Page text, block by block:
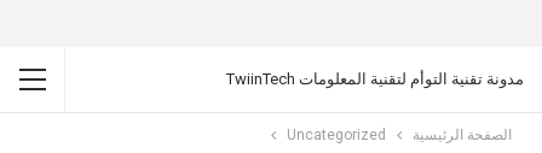
مدونة تقنية التوأم لتقنية المعلومات TwiinTech
الصفحة الرئيسية Uncategorized